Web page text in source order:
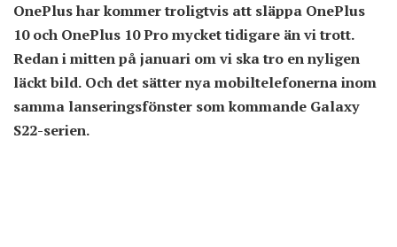
OnePlus har kommer troligtvis att släppa OnePlus
10 och OnePlus 10 Pro mycket tidigare än vi trott.
Redan i mitten på januari om vi ska tro en nyligen
läckt bild. Och det sätter nya mobiltelefonerna inom
samma lanseringsfönster som kommande Galaxy
S22-serien.